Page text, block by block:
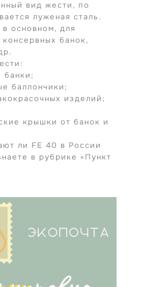
вид жести, по
луженая сталь.
основном, для
консервных банок,
банки;
баллончики;
изделий;
крышки от банок и
ли FE 40 в России
в рубрике «Пункт